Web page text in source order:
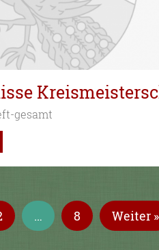
gesamt
… 8 Weiter »